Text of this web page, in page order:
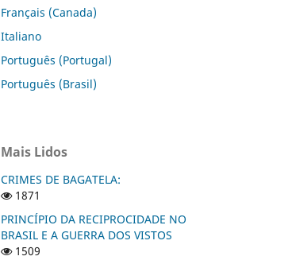
Français (Canada)
Italiano
Português (Portugal)
Português (Brasil)
Mais Lidos
CRIMES DE BAGATELA:
1871
PRINCÍPIO DA RECIPROCIDADE NO
BRASIL E A GUERRA DOS VISTOS
1509